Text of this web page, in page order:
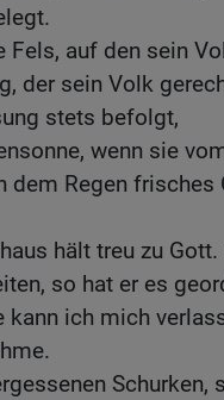
Fels, auf den sein
der sein Volk
stets befolgt,
wenn sie
dem Regen frisches
hält treu zu
so hat er es
kann ich mich
Schurken,